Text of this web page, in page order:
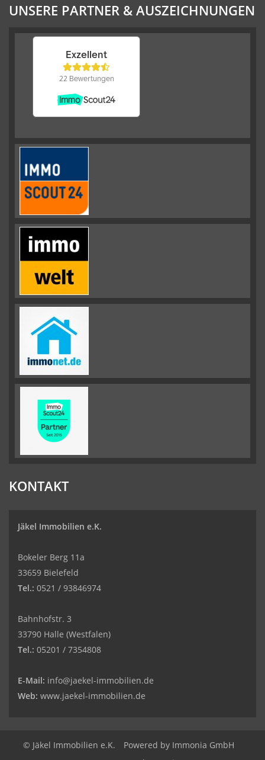
UNSERE PARTNER & AUSZEICHNUNGEN
KONTAKT
Jäkel Immobilien e.K.
Bokeler Berg 11a
33659 Bielefeld
Tel.: 0521 / 93846974
Bahnhofstr. 3
33790 Halle (Westfalen)
Tel.: 05201 / 7354808
E-Mail: info@jaekel-immobilien.de
Web: www.jaekel-immobilien.de
© Jäkel Immobilien e.K. Powered by Immonia GmbH